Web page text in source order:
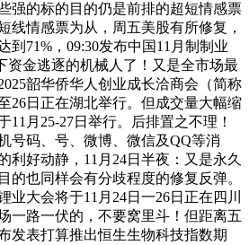
强的标的目的仍是前排的超短情感票
线情感票为从，周五美股有所修复，
到71%，09:30发布中国11月制制业
资金逃逐的机械人了！又是全市场最
韶华侨华人创业成长洽商会（简称
26日正在湖北举行。但成交量大幅缩
11月25-27日举行。后排置之不理！
号码、号、微博、微信及QQ等消
利好动静，11月24日半夜：又是永久
的也同样会有分歧程度的修复反弹。
业大会将于11月24日一26日正在四川
一路一伏的，不要窝里斗！但距离五
发表打算推出恒生生物科技指数期